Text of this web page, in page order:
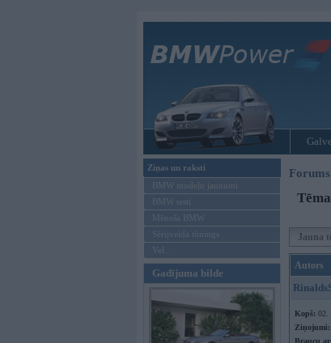
Ziņas un raksti
BMW modeļu jaunumi
BMW testi
Mēneša BMW
Sērijveida tūnings
Vel...
Gadījuma bilde
Forums
Jauna
Autors
Kopš: 02.
Ziņojumi:
Braucu ar: